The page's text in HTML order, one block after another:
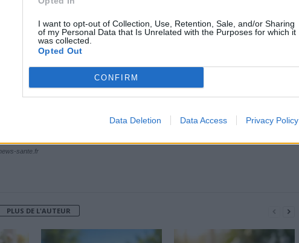
I want to opt-out of Collection, Use, Retention, Sale, and/or Sharing
of my Personal Data that Is Unrelated with the Purposes for which it
was collected.
Opted Out
CONFIRM
Data Deletion Data Access Privacy Policy
sont mauvaises
Covid-19 : Qui est prioritaire pour les
sante.fr
PLUS DE L'AUTEUR